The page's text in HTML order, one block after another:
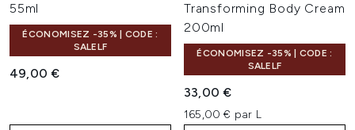
55ml
ÉCONOMISEZ -35% | CODE :
SALELF
49,00 €
Transforming Body Cream
200ml
ÉCONOMISEZ -35% | CODE :
SALELF
33,00 €
165,00 € par L